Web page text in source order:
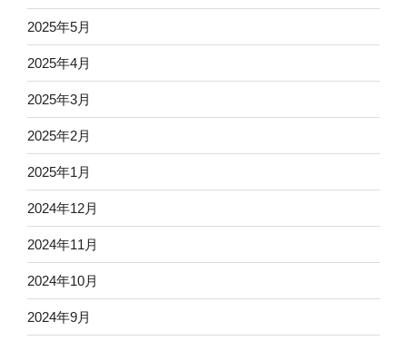
2025年5月
2025年4月
2025年3月
2025年2月
2025年1月
2024年12月
2024年11月
2024年10月
2024年9月